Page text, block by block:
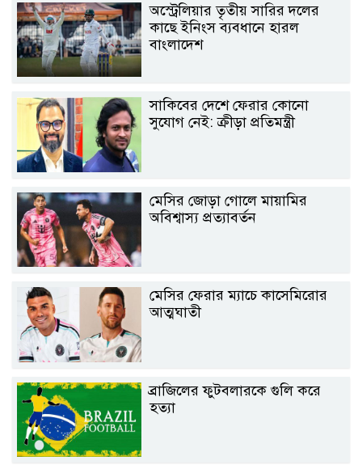
অস্ট্রেলিয়ার তৃতীয় সারির দলের
কাছে ইনিংস ব্যবধানে হারল
বাংলাদেশ
সাকিবের দেশে ফেরার কোনো
সুযোগ নেই: ক্রীড়া প্রতিমন্ত্রী
মেসির জোড়া গোলে মায়ামির
অবিশ্বাস্য প্রত্যাবর্তন
মেসির ফেরার ম্যাচে কাসেমিরোর
আত্মঘাতী
ব্রাজিলের ফুটবলারকে গুলি করে
হত্যা